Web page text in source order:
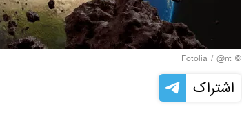
©
Fotolia / @nt
اشتراک